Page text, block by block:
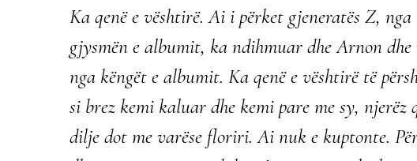
Ka qenë e vështirë. Ai i përket gjeneratës Z, nga
gjysmën e albumit, ka ndihmuar dhe Arnon
nga këngët e albumit. Ka qenë e vështirë të
si brez kemi kaluar dhe kemi pare me sy, njerëz
dilje dot me varëse floriri. Ai nuk e kuptonte.